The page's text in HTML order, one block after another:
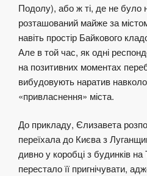
Подолу), або ж ті, де не було
розташований майже за
навіть простір Байкового
Але в той час, як одні
на позитивних моментах
вибудовують наратив
«привласнення» міста.
До прикладу, Єлизавета
переїхала до Києва з
дивно у коробці з будинків
перестало її пригнічувати,